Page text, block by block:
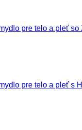
pre telo a pleť so
pre telo a pleť s